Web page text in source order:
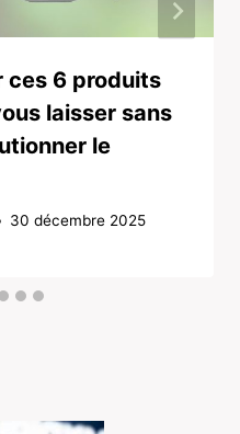
ces 6 produits
laisser sans
le
30 décembre 2025